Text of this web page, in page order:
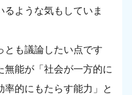
ような気もしていま
とも議論したい点です
無能が「社会が一方的に
的にもたらす能力」と